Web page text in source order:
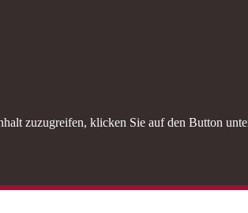
zuzugreifen, klicken Sie auf den Button